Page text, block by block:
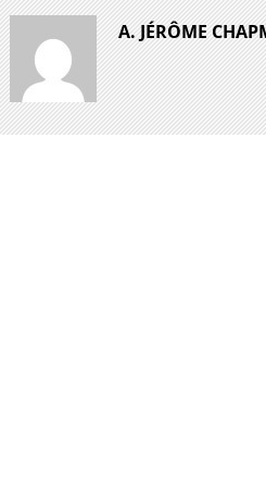
A. JÉRÔME